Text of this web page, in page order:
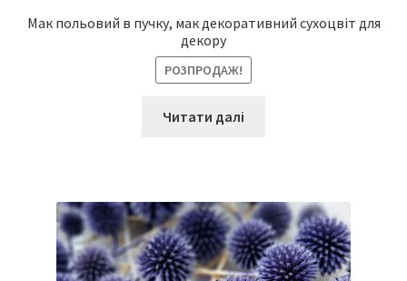
Мак польовий в пучку, мак декоративний сухоцвіт для
декору
РОЗПРОДАЖ!
Читати далі